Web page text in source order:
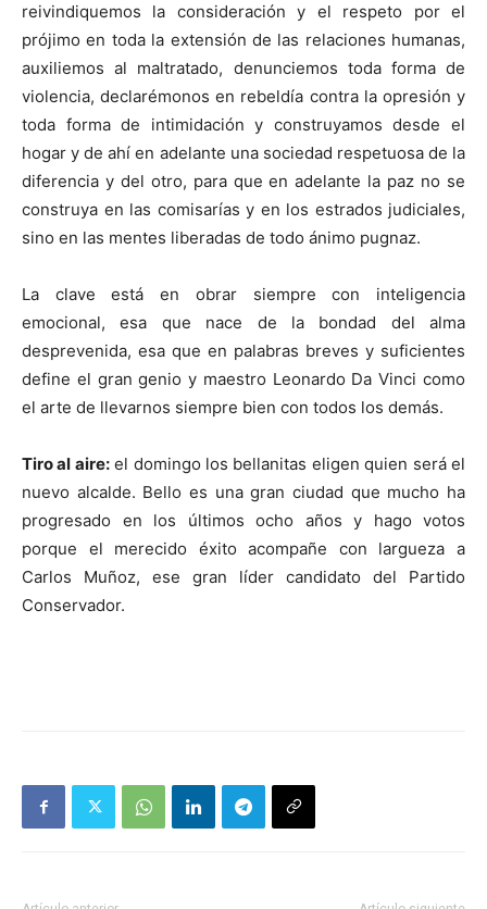
reivindiquemos la consideración y el respeto por el
prójimo en toda la extensión de las relaciones humanas,
auxiliemos al maltratado, denunciemos toda forma de
violencia, declarémonos en rebeldía contra la opresión y
toda forma de intimidación y construyamos desde el
hogar y de ahí en adelante una sociedad respetuosa de la
diferencia y del otro, para que en adelante la paz no se
construya en las comisarías y en los estrados judiciales,
sino en las mentes liberadas de todo ánimo pugnaz.
La clave está en obrar siempre con inteligencia
emocional, esa que nace de la bondad del alma
desprevenida, esa que en palabras breves y suficientes
define el gran genio y maestro Leonardo Da Vinci como
el arte de llevarnos siempre bien con todos los demás.
Tiro al aire:el domingo los bellanitas eligen quien será el
nuevo alcalde. Bello es una gran ciudad que mucho ha
progresado en los últimos ocho años y hago votos
porque el merecido éxito acompañe con largueza a
Carlos Muñoz, ese gran líder candidato del Partido
Conservador.